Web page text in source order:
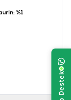
%1